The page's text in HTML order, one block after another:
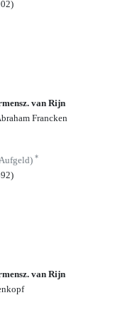
van Rijn
Francken
*
van Rijn